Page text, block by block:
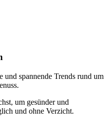
und spannende Trends rund um
um gesünder und
und ohne Verzicht.